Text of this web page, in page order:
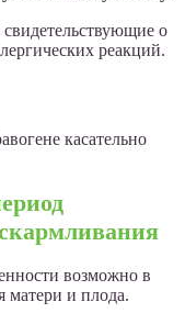
о
реакций.
касательно
возможно в
матери и плода.